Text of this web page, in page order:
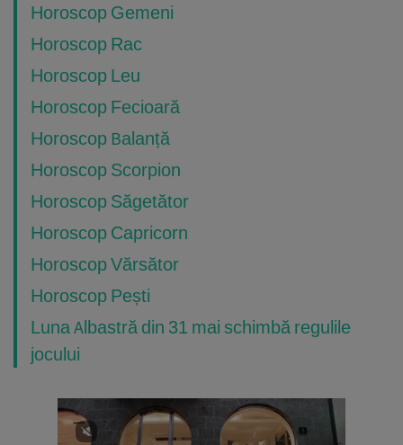
Horoscop Gemeni
Horoscop Rac
Horoscop Leu
Horoscop Fecioară
Horoscop Balanță
Horoscop Scorpion
Horoscop Săgetător
Horoscop Capricorn
Horoscop Vărsător
Horoscop Pești
Luna Albastră din 31 mai schimbă regulile
jocului